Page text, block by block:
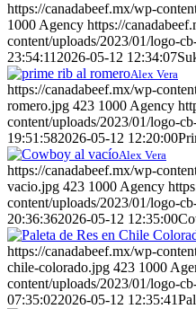
https://canadabeef.mx/wp-
1000 Agency https://
content/uploads/2023/01/logo-
23:54:11 2026-05-12 12:34:07
Alex Vera
https://canadabeef.mx/wp-
romero.jpg 423 1000 Agency
content/uploads/2023/01/logo-
19:51:582026-05-12 12:20:00
Alex Vera
https://canadabeef.mx/wp-
vacio.jpg 423 1000 Agency
content/uploads/2023/01/logo-
20:36:362026-05-12 12:35:00
https://canadabeef.mx/wp-
chile-colorado.jpg 423 1000
content/uploads/2023/01/logo-
07:35:022026-05-12 12:35:41